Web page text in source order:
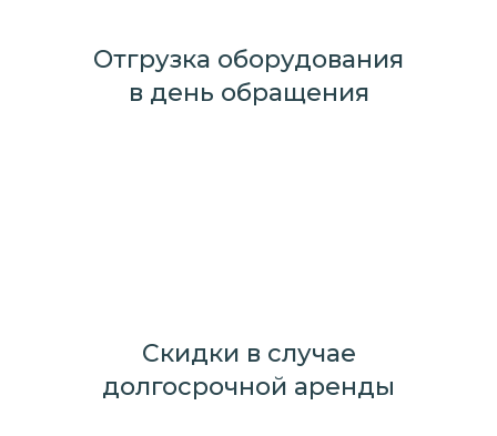
Отгрузка оборудования
в день обращения
Скидки в случае
долгосрочной аренды